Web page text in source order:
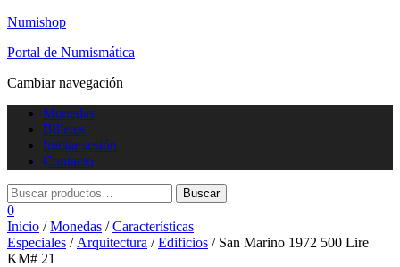
Numishop
Portal de Numismática
Cambiar navegación
Monedas
Billetes
Iniciar sesión
Contacto
0
Inicio /Monedas /Características
Especiales / Arquitectura /Edificios / San Marino 1972 500 Lire
KM# 21